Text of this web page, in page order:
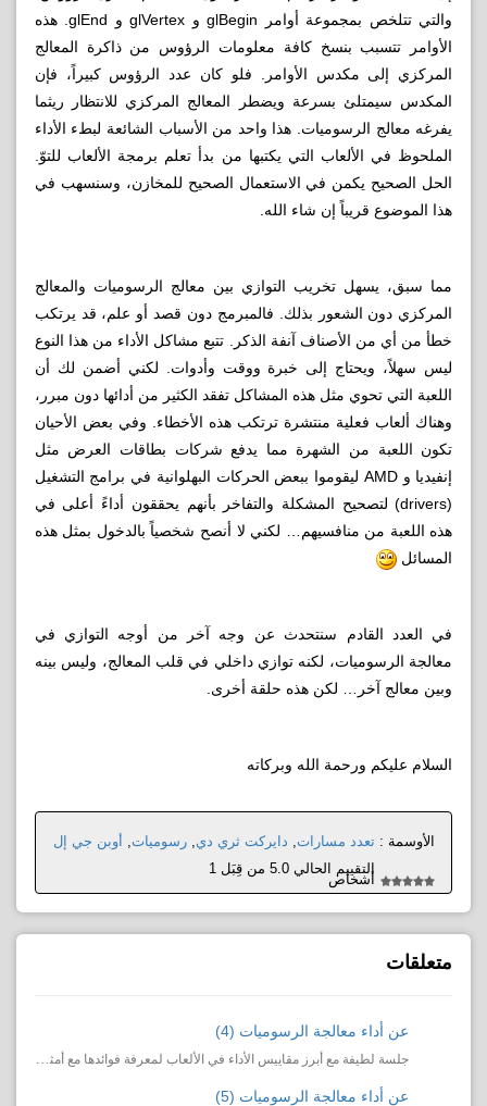
والتي تتلخص بمجموعة أوامر glBegin و glVertex و glEnd. هذه
الأوامر تتسبب بنسخ كافة معلومات الرؤوس من ذاكرة المعالج
المركزي إلى مكدس الأوامر. فلو كان عدد الرؤوس كبيراً، فإن
المكدس سيمتلئ بسرعة ويضطر المعالج المركزي للانتظار ريثما
يفرغه معالج الرسوميات. هذا واحد من الأسباب الشائعة لبطء الأداء
الملحوظ في الألعاب التي يكتبها من بدأ تعلم برمجة الألعاب للتوّ.
الحل الصحيح يكمن في الاستعمال الصحيح للمخازن، وسنسهب في
هذا الموضوع قريباً إن شاء الله.
مما سبق، يسهل تخريب التوازي بين معالج الرسوميات والمعالج
المركزي دون الشعور بذلك. فالمبرمج دون قصد أو علم، قد يرتكب
خطأ من أي من الأصناف آنفة الذكر. تتبع مشاكل الأداء من هذا النوع
ليس سهلاً، ويحتاج إلى خبرة ووقت وأدوات. لكني أضمن لك أن
اللعبة التي تحوي مثل هذه المشاكل تفقد الكثير من أدائها دون مبرر،
وهناك ألعاب فعلية منتشرة ترتكب هذه الأخطاء. وفي بعض الأحيان
تكون اللعبة من الشهرة مما يدفع شركات بطاقات العرض مثل
إنفيديا و AMD ليقوموا ببعض الحركات البهلوانية في برامج التشغيل
(drivers) لتصحيح المشكلة والتفاخر بأنهم يحققون أداءً أعلى في
هذه اللعبة من منافسيهم… لكني لا أنصح شخصياً بالدخول بمثل هذه
المسائل
في العدد القادم سنتحدث عن وجه آخر من أوجه التوازي في
معالجة الرسوميات، لكنه توازي داخلي في قلب المعالج، وليس بينه
وبين معالج آخر… لكن هذه حلقة أخرى.
السلام عليكم ورحمة الله وبركاته
الأوسمة : تعدد مسارات, دايركت ثري دي, رسوميات, أوبن جي إل
التقييم الحالي 5.0 من قِبَل 1
أشخاص
متعلقات
عن أداء معالجة الرسوميات (4)
جلسة لطيفة مع أبرز مقاييس الأداء في الألعاب لمعرفة فوائدها مع أمثلة على استخداماتها المثلى.
عن أداء معالجة الرسوميات (5)